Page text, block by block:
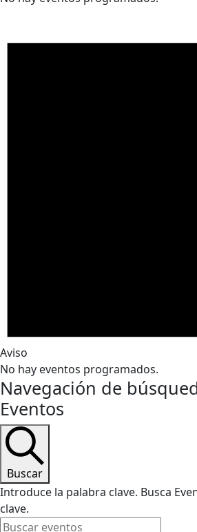
Aviso
No hay eventos programados.
Navegación de
Eventos
Buscar
Introduce la palabra clave. Busca
clave.